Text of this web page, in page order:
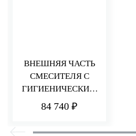
ВНЕШНЯЯ ЧАСТЬ
СМЕСИТЕЛЯ С
ГИГИЕНИЧЕСКИМ
ДУШЕМ UP+
84 740 ₽